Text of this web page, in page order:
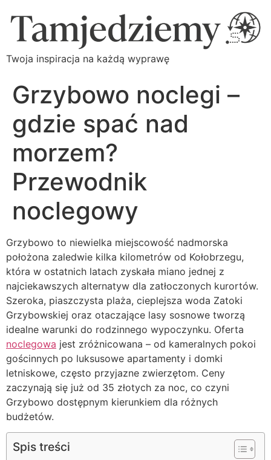
Twoja inspiracja na każdą wyprawę
Grzybowo noclegi –
gdzie spać nad
morzem?
Przewodnik
noclegowy
Grzybowo to niewielka miejscowość nadmorska
położona zaledwie kilka kilometrów od Kołobrzegu,
która w ostatnich latach zyskała miano jednej z
najciekawszych alternatyw dla zatłoczonych kurortów.
Szeroka, piaszczysta plaża, cieplejsza woda Zatoki
Grzybowskiej oraz otaczające lasy sosnowe tworzą
idealne warunki do rodzinnego wypoczynku. Oferta
noclegowa jest zróżnicowana – od kameralnych pokoi
gościnnych po luksusowe apartamenty i domki
letniskowe, często przyjazne zwierzętom. Ceny
zaczynają się już od 35 złotych za noc, co czyni
Grzybowo dostępnym kierunkiem dla różnych
budżetów.
Spis treści